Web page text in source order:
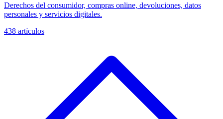
Derechos del consumidor, compras online, devoluciones, datos
personales y servicios digitales.
438 artículos